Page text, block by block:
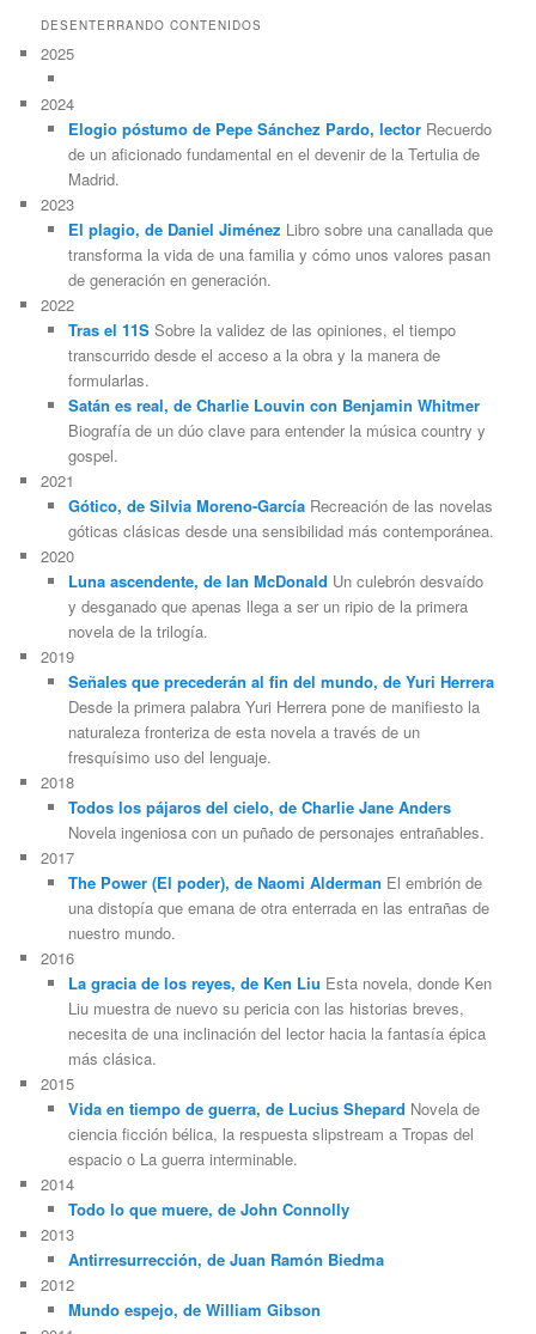
DESENTERRANDO CONTENIDOS
2025
2024
Elogio póstumo de Pepe Sánchez Pardo, lectorRecuerdo
de un aficionado fundamental en el devenir de la Tertulia de
Madrid.
2023
El plagio, de Daniel Jiménez Libro sobre una canallada que
transforma la vida de una familia y cómo unos valores pasan
de generación en generación.
2022
Tras el 11SSobre la validez de las opiniones, el tiempo
transcurrido desde el acceso a la obra y la manera de
formularlas.
Satán es real, de Charlie Louvin con Benjamin Whitmer
Biografía de un dúo clave para entender la música country y
gospel.
2021
Gótico, de Silvia Moreno-GarcíaRecreación de las novelas
góticas clásicas desde una sensibilidad más contemporánea.
2020
Luna ascendente, de Ian McDonald Un culebrón desvaído
y desganado que apenas llega a ser un ripio de la primera
novela de la trilogía.
2019
Señales que precederán al fin del mundo, de Yuri Herrera
Desde la primera palabra Yuri Herrera pone de manifiesto la
naturaleza fronteriza de esta novela a través de un
fresquísimo uso del lenguaje.
2018
Todos los pájaros del cielo, de Charlie Jane Anders
Novela ingeniosa con un puñado de personajes entrañables.
2017
The Power (El poder), de Naomi Alderman El embrión de
una distopía que emana de otra enterrada en las entrañas de
nuestro mundo.
2016
La gracia de los reyes, de Ken Liu Esta novela, donde Ken
Liu muestra de nuevo su pericia con las historias breves,
necesita de una inclinación del lector hacia la fantasía épica
más clásica.
2015
Vida en tiempo de guerra, de Lucius Shepard Novela de
ciencia ficción bélica, la respuesta slipstream a Tropas del
espacio o La guerra interminable.
2014
Todo lo que muere, de John Connolly
2013
Antirresurrección, de Juan Ramón Biedma
2012
Mundo espejo, de William Gibson